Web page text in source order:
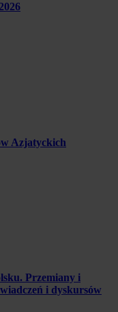
Azjatyckich
Przemiany i
i dyskursów